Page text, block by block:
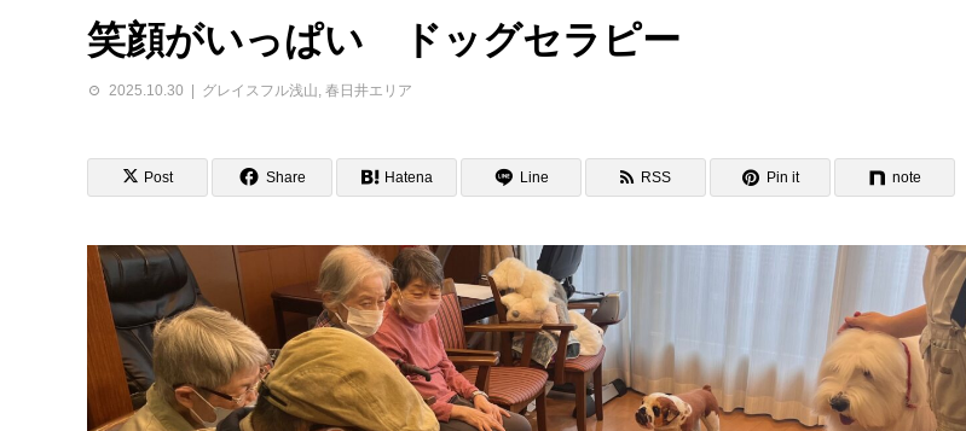
笑顔がいっぱい ドッグセラピー
2025.10.30 グレイスフル浅山, 春日井エリア
Post Share Hatena Line RSS Pin it note